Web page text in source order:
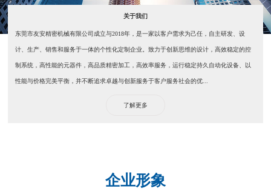
关于我们
东莞市友安精密机械有限公司成立与2018年，是一家以客户需求为己任，自主研发、设
计、生产、销售和服务于一体的个性化定制企业。致力于创新思维的设计，高效稳定的控
制系统，高性能的元器件，高品质精密加工，高效率服务，运行稳定持久自动化设备、以
性能与价格完美平衡，并不断追求卓越与创新服务于客户服务社会的优...
了解更多
企业形象